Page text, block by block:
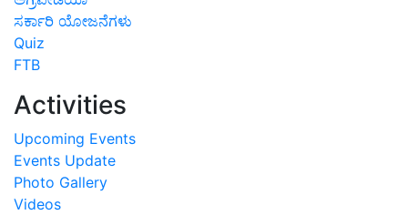
ಸರ್ಕಾರಿ ಯೋಜನೆಗಳು
Quiz
FTB
Activities
Upcoming Events
Events Update
Photo Gallery
Videos